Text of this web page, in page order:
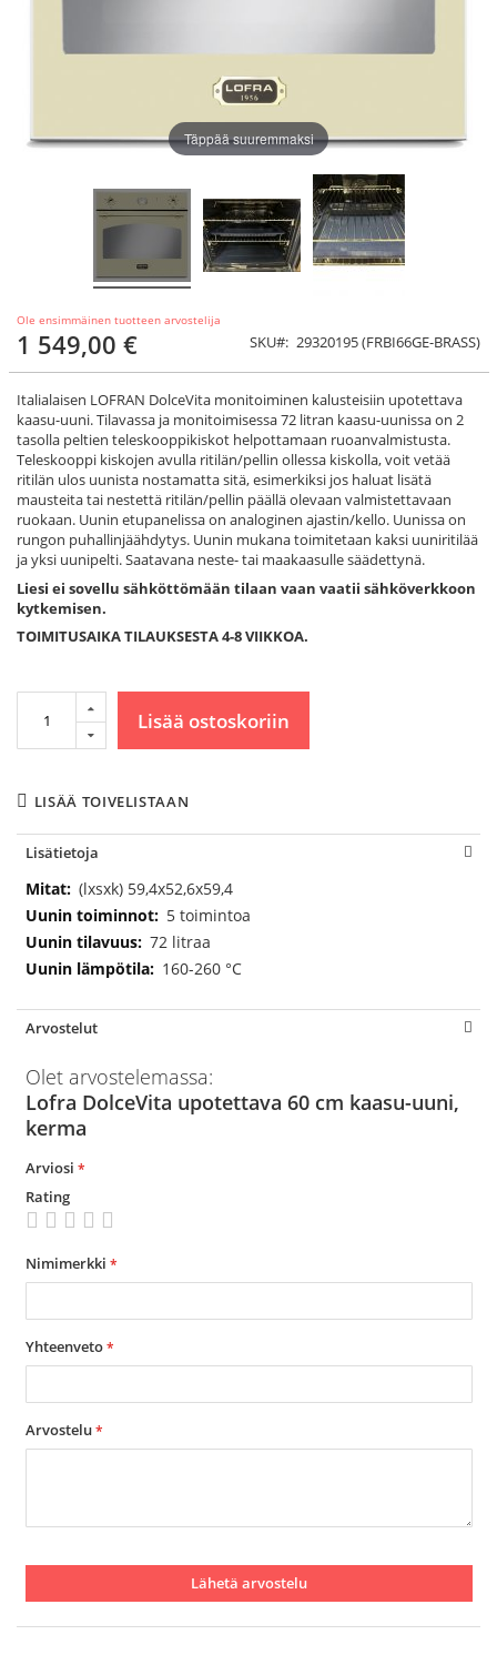
Ole ensimmäinen tuotteen arvostelija
1 549,00 € SKU 29320195 (FRBI66GE-BRASS)
Italialaisen LOFRAN DolceVita monitoiminen kalusteisiin upotettava
kaasu-uuni. Tilavassa ja monitoimisessa 72 litran kaasu-uunissa on 2
tasolla peltien teleskooppikiskot helpottamaan ruoanvalmistusta.
Teleskooppi kiskojen avulla ritilän/pellin ollessa kiskolla, voit vetää
ritilän ulos uunista nostamatta sitä, esimerkiksi jos haluat lisätä
mausteita tai nestettä ritilän/pellin päällä olevaan valmistettavaan
ruokaan. Uunin etupanelissa on analoginen ajastin/kello. Uunissa on
rungon puhallinjäähdytys. Uunin mukana toimitetaan kaksi uuniritilää
ja yksi uunipelti. Saatavana neste- tai maakaasulle säädettynä.
Liesi ei sovellu sähköttömään tilaan vaan vaatii sähköverkkoon
kytkemisen.
TOIMITUSAIKA TILAUKSESTA 4-8 VIIKKOA.
Lisää ostoskoriin
LISÄÄ TOIVELISTAAN
Täppää suuremmaksi
Lisätietoja
Lisätietoja(lxsxk) 59,4x52,6x59,4
5 toimintoa
72 litraa
160-260 °C
Arvostelut
Olet arvostelemassa:
Lofra DolceVita upotettava 60 cm kaasu-uuni,
kerma
Arviosi
Rating
star
stars
stars
stars
stars
Nimimerkki
Yhteenveto
Arvostelu
Lähetä arvostelu